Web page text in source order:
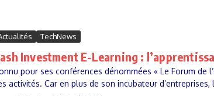
TechNews
Investment E-Learning :
pour ses conférences dénommées « Le Forum de
activités. Car en plus de son incubateur